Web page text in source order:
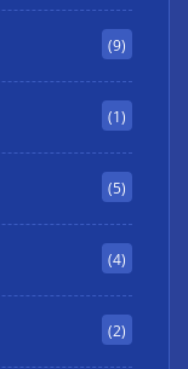
(9)
(1)
(5)
(4)
(2)